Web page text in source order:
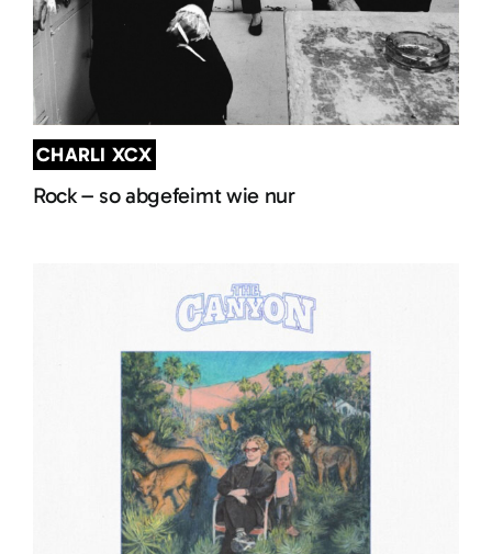
CHARLI XCX
Rock – so abgefeimt wie nur